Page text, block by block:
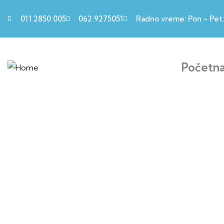
011 2850 005 062 9275051 Radno vreme: Pon -